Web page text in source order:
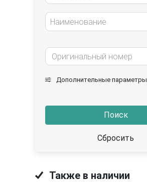
Наименование
Дополнительные параметры
Поиск
Сбросить
Также в наличии